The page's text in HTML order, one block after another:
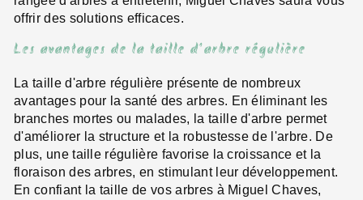
offrir des solutions efficaces.
Les avantages de la taille d'arbre régulière
La taille d'arbre régulière présente de nombreux
avantages pour la santé des arbres. En éliminant les
branches mortes ou malades, la taille d'arbre permet
d'améliorer la structure et la robustesse de l'arbre. De
plus, une taille régulière favorise la croissance et la
floraison des arbres, en stimulant leur développement.
En confiant la taille de vos arbres à Miguel Chaves,